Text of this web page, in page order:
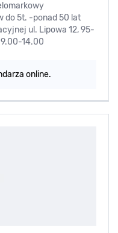
do 5t. -ponad 50 lat
ul. Lipowa 12, 95-
14.00
online.